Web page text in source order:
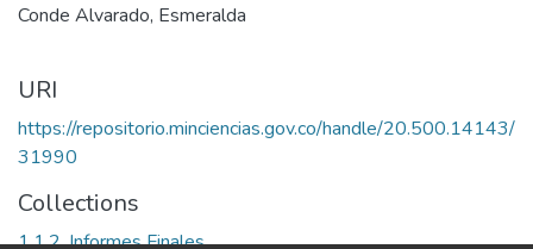
Conde Alvarado, Esmeralda
URI
https://repositorio.minciencias.gov.co/handle/20.500.14143/
31990
Collections
1.1.2. Informes Finales